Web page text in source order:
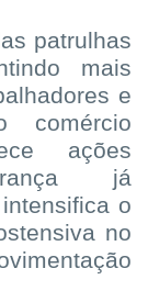
patrulhas
mais
e
comércio
ações
já
o
no